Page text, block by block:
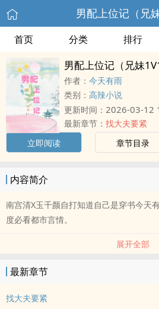
男配上位记（兄
首页 分类 排行
男配上位记（兄妹
作者： 今天有雨
类别： 高辣小说
更新时间： 2026-03-12
最新章节： 找大夫要紧
立即阅读
章节目录
内容简介
南宫清X玉千颜自打知道自己是穿书今天
度必看都市言情。
展开全部
最新章节
找大夫要紧